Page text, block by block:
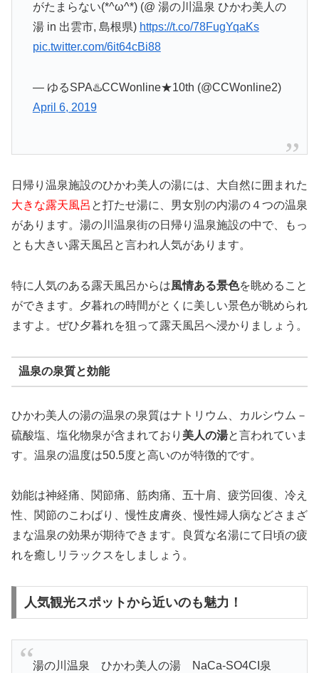
がたまらない(*^ω^*) (@ 湯の川温泉 ひかわ美人の
湯 in 出雲市, 島根県) https://t.co/78FugYqaKs
pic.twitter.com/6it64cBi88
— ゆるSPA♨️CCWonline★10th (@CCWonline2)
April 6, 2019
日帰り温泉施設のひかわ美人の湯には、大自然に囲まれた
大きな露天風呂 と打たせ湯に、男女別の内湯の４つの温泉
があります。湯の川温泉街の日帰り温泉施設の中で、もっ
とも大きい露天風呂と言われ人気があります。
特に人気のある露天風呂からは風情ある景色を眺めること
ができます。夕暮れの時間がとくに美しい景色が眺められ
ますよ。ぜひ夕暮れを狙って露天風呂へ浸かりましょう。
温泉の泉質と効能
ひかわ美人の湯の温泉の泉質はナトリウム、カルシウム－
硫酸塩、塩化物泉が含まれており 美人の湯と言われていま
す。温泉の温度は50.5度と高いのが特徴的です。
効能は神経痛、関節痛、筋肉痛、五十肩、疲労回復、冷え
性、関節のこわばり、慢性皮膚炎、慢性婦人病などさまざ
まな温泉の効果が期待できます。良質な名湯にて日頃の疲
れを癒しリラックスをしましょう。
人気観光スポットから近いのも魅力！
湯の川温泉 ひかわ美人の湯 NaCa-SO4CI泉